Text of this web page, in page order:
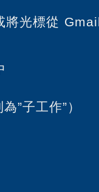
將光標從
”子工作”）